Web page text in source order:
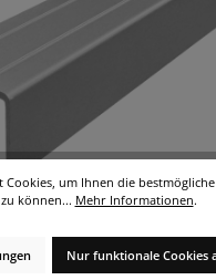
/
selbstklebend - 24 x 19,5
Einsetzbares Winkelprofil
Cookies, um Ihnen die
können... Mehr Informationen.
Nur funktionale Cookies